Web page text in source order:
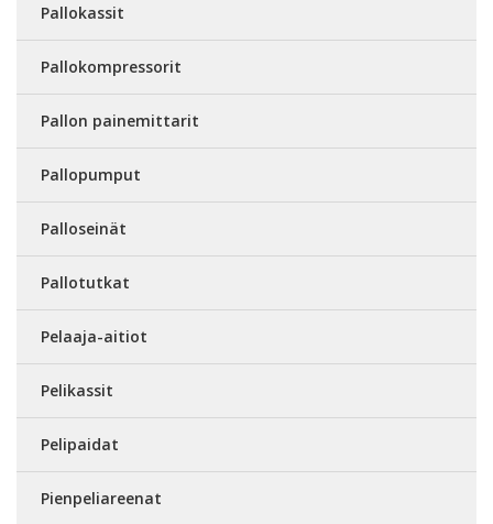
Pallokassit
Pallokompressorit
Pallon painemittarit
Pallopumput
Palloseinät
Pallotutkat
Pelaaja-aitiot
Pelikassit
Pelipaidat
Pienpeliareenat